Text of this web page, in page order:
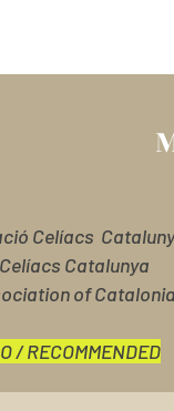
Celíacs
Catalunya
of
/ RECOMMENDED